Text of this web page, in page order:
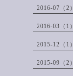
2016-07（2）
2016-03（1）
2015-12（1）
2015-09（2）